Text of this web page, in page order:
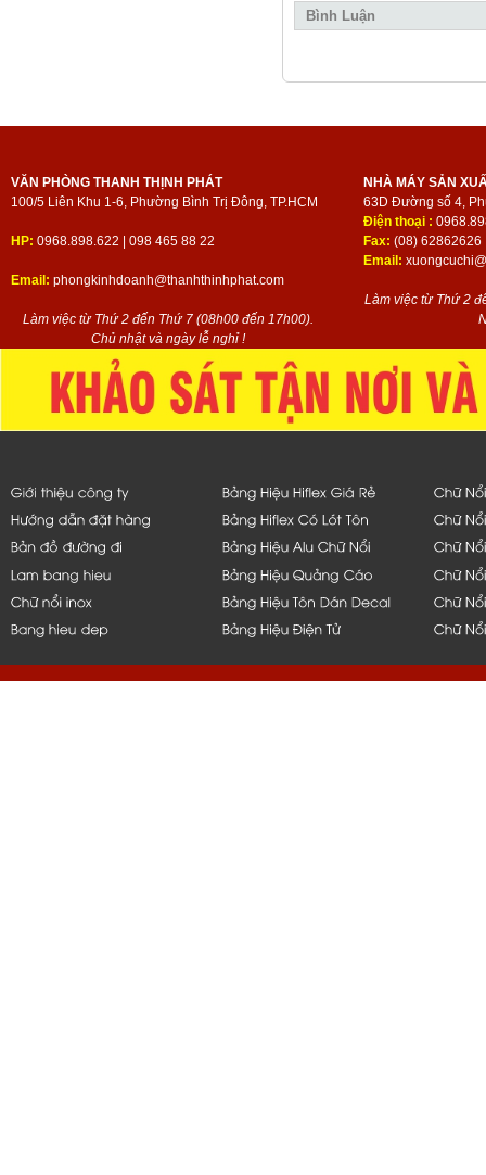
Bình Luận
VĂN PHÒNG THANH THỊNH PHÁT
100/5 Liên Khu 1-6, Phường Bình Trị Đông, TP.HCM
HP: 0968.898.622 | 098 465 88 22
Email: phongkinhdoanh@thanhthinhphat.com
Làm việc từ Thứ 2 đến Thứ 7 (08h00 đến 17h00).
Chủ nhật và ngày lễ nghỉ !
NHÀ MÁY SẢN
63D Đường số 4,
Điện thoại :
Fax: (08) 62862626
Email:
Làm việc từ Thứ 2